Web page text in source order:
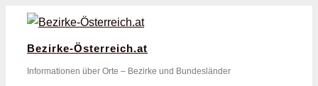
Zum
springen
Bezirke-Österreich.at
Informationen über Orte – Bezirke und Bundesländer